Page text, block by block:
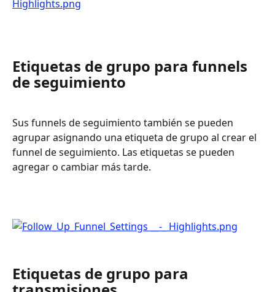
Etiquetas de grupo para funnels
de seguimiento
Sus funnels de seguimiento también se pueden
agrupar asignando una etiqueta de grupo al crear el
funnel de seguimiento. Las etiquetas se pueden
agregar o cambiar más tarde.
Etiquetas de grupo para